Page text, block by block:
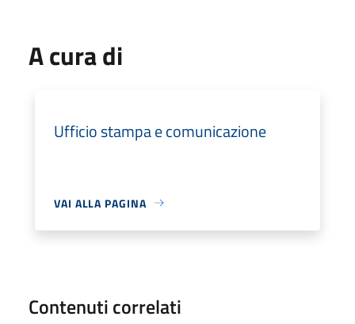
A cura di
Ufficio stampa e comunicazione
VAI ALLA PAGINA
Contenuti correlati